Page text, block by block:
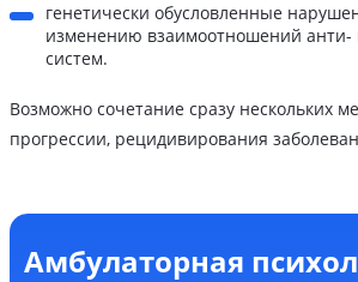
генетически обусловленные
изменению взаимоотношений анти-
систем.
Возможно сочетание сразу нескольких
прогрессии, рецидивирования
Амбулаторная